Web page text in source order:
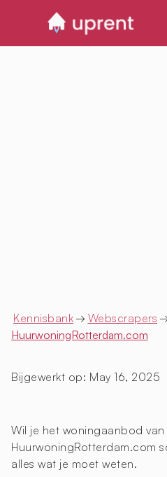
Kennisbank → Webscrapers
HuurwoningRotterdam.com
Bijgewerkt op: May 16, 2025
Wil je het woningaanbod van
HuurwoningRotterdam.com
alles wat je moet weten.